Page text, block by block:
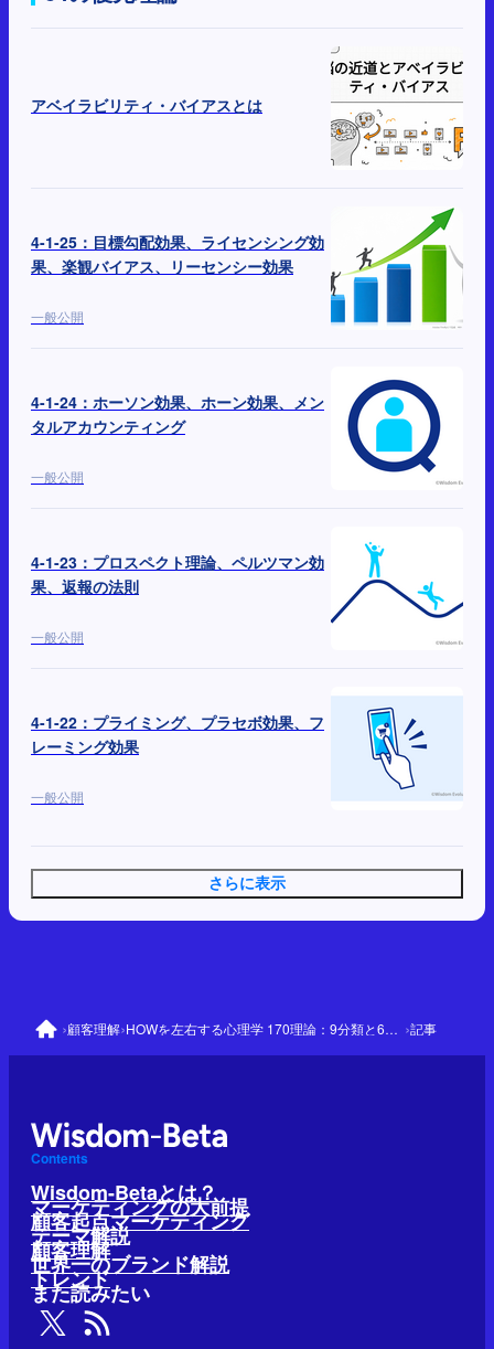
アベイラビリティ・バイアスとは
4-1-25：目標勾配効果、ライセンシング効
果、楽観バイアス、リーセンシー効果
一般公開
4-1-24：ホーソン効果、ホーン効果、メン
タルアカウンティング
一般公開
4-1-23：プロスペクト理論、ペルツマン効
果、返報の法則
一般公開
4-1-22：プライミング、プラセボ効果、フ
レーミング効果
一般公開
さらに表示
›顧客理解› HOWを左右する心理学 170理論：9分類と64の優先理論 ›記事
Contents
Wisdom-Betaとは？
マーケティングの大前提
顧客起点マーケティング
テーマ解説
顧客理解
世界一のブランド解説
トレンド
また読みたい